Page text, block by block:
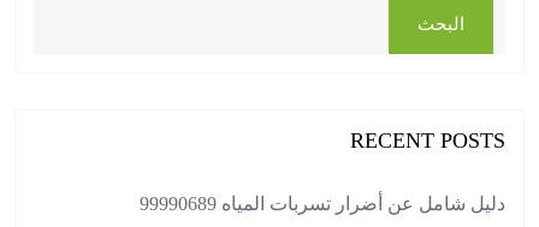
البحث
RECENT POSTS
دليل شامل عن أضرار تسربات المياه 99990689